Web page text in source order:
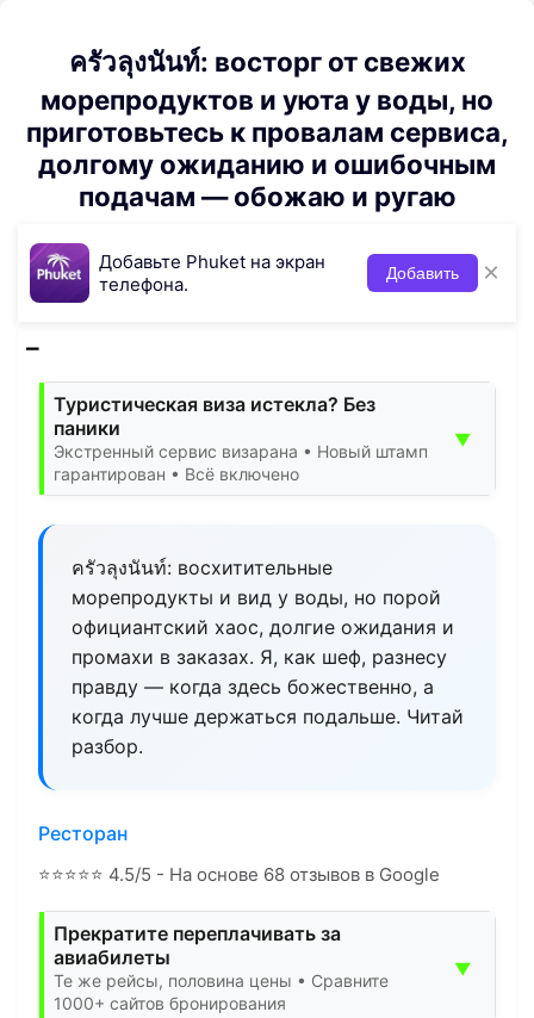
ครัวลุงนันท์: восторг от свежих
морепродуктов и уюта у воды, но
приготовьтесь к провалам сервиса,
долгому ожиданию и ошибочным
подачам — обожаю и ругаю
Добавьте Phuket на экран
телефона.
Добавить ×
Туристическая виза истекла? Без
паники
Экстренный сервис визарана • Новый штамп
гарантирован • Всё включено
▼
ครัวลุงนันท์: восхитительные
морепродукты и вид у воды, но порой
официантский хаос, долгие ожидания и
промахи в заказах. Я, как шеф, разнесу
правду — когда здесь божественно, а
когда лучше держаться подальше. Читай
разбор.
Ресторан
⭐⭐⭐⭐⭐ 4.5/5 - На основе 68 отзывов в Google
Прекратите переплачивать за
авиабилеты
Те же рейсы, половина цены • Сравните
1000+ сайтов бронирования
▼